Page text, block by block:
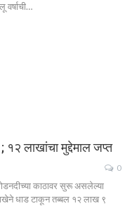
वर्षाची…
१२ लाखांचा मुद्देमाल जप्त
0
काठावर सुरू असलेल्या
धाड टाकून तब्बल १२ लाख ९